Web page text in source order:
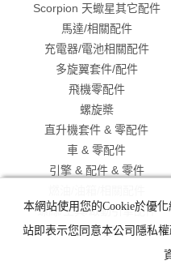
Scorpion 天蠍星其它配件
馬達/相關配件
充電器/電池相關配件
多旋翼套件/配件
飛機零配件
螺旋槳
直升機套件 & 零配件
車 & 零配件
引擎 & 配件 & 零件
螺絲/工具/啟動引擎配件
出清特價
本網站使用您的Cookie於優
站即表示您同意本公司隱私